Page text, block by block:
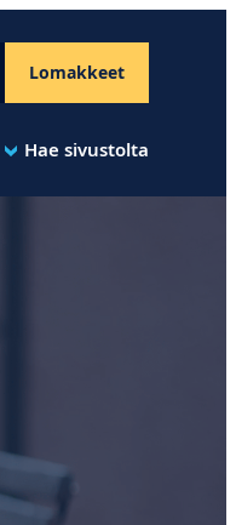
Lomakkeet
Hae sivustolta